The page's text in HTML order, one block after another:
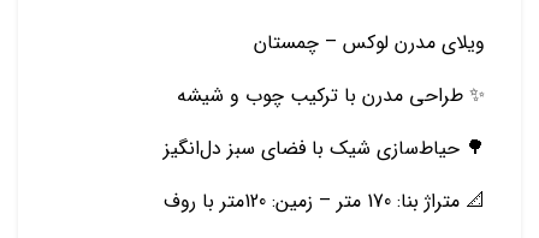
ویلای مدرن لوکس – چمستان
✨ طراحی مدرن با ترکیب چوب و شیشه
🌳 حیاط‌سازی شیک با فضای سبز دل‌انگیز
📐 متراژ بنا: 170 متر – زمین: 120متر با روف